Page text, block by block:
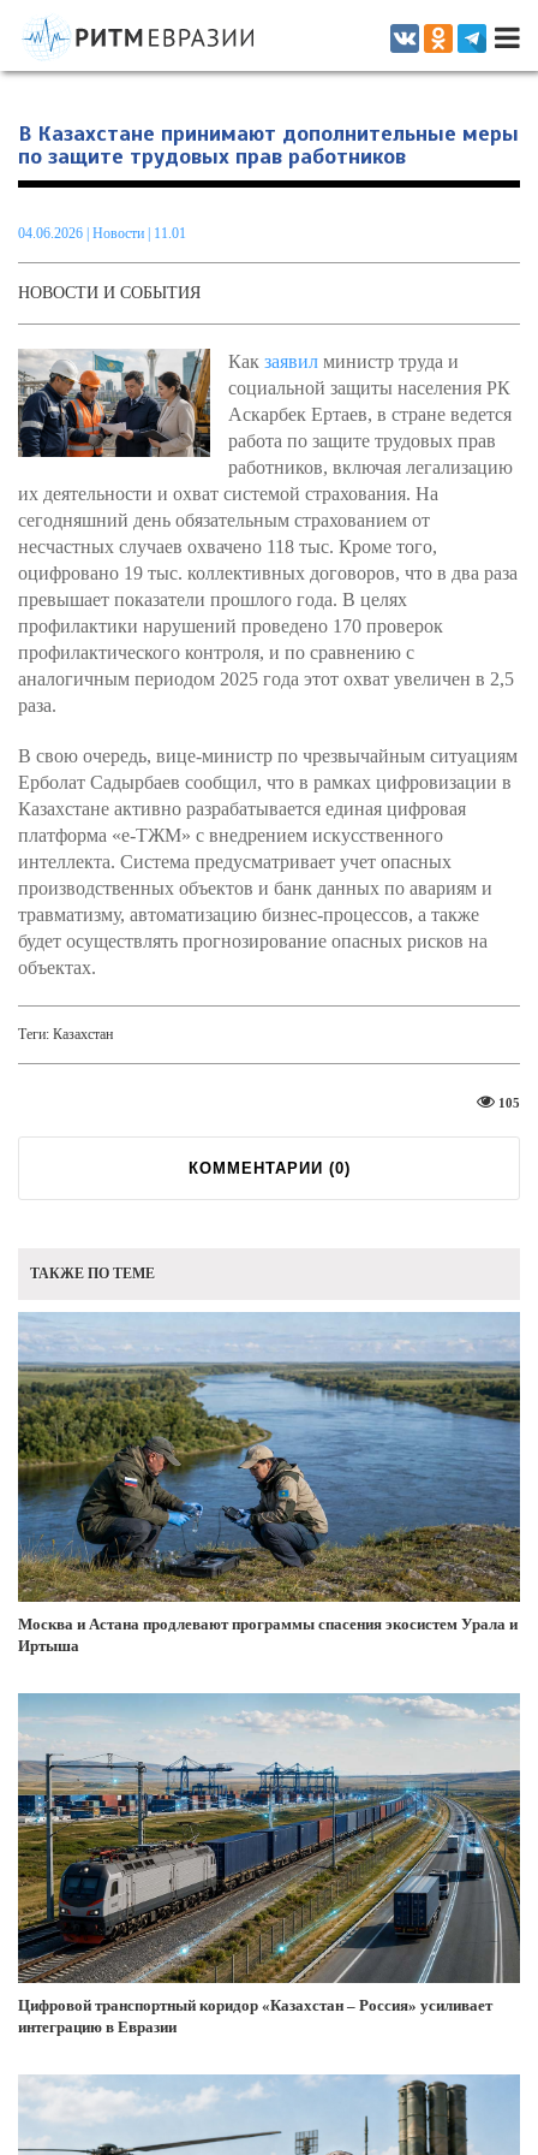
Информационно-аналитическое издание, посвященное актуальным
проблемам интеграции на постсоветском пространстве
В Казахстане принимают дополнительные меры
по защите трудовых прав работников
04.06.2026 Новости | 11.01
НОВОСТИ И СОБЫТИЯ
Как заявил министр труда и
социальной защиты населения РК
Аскарбек Ертаев, в стране ведется
работа по защите трудовых прав
работников, включая легализацию
их деятельности и охват системой страхования. На
сегодняшний день обязательным страхованием от
несчастных случаев охвачено 118 тыс. Кроме того,
оцифровано 19 тыс. коллективных договоров, что в два раза
превышает показатели прошлого года. В целях
профилактики нарушений проведено 170 проверок
профилактического контроля, и по сравнению с
аналогичным периодом 2025 года этот охват увеличен в 2,5
раза.
В свою очередь, вице-министр по чрезвычайным ситуациям
Ерболат Садырбаев сообщил, что в рамках цифровизации в
Казахстане активно разрабатывается единая цифровая
платформа «е-ТЖМ» с внедрением искусственного
интеллекта. Система предусматривает учет опасных
производственных объектов и банк данных по авариям и
травматизму, автоматизацию бизнес-процессов, а также
будет осуществлять прогнозирование опасных рисков на
объектах.
Теги: Казахстан
105
КОММЕНТАРИИ (0)
ТАКЖЕ ПО ТЕМЕ
Москва и Астана продлевают программы спасения экосистем Урала и
Иртыша
Цифровой транспортный коридор «Казахстан – Россия» усиливает
интеграцию в Евразии